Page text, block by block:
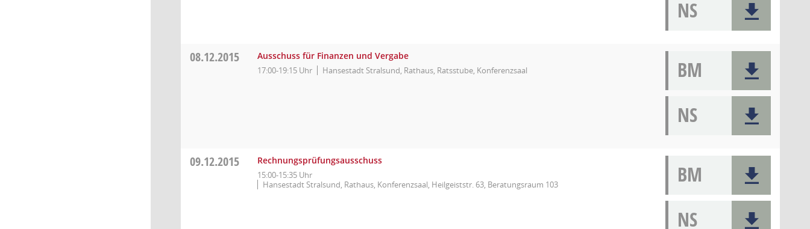
NS
08.12.2015 Ausschuss für Finanzen und Vergabe
17:00-19:15 Uhr Hansestadt Stralsund, Rathaus, Ratsstube, Konferenzsaal
BM
NS
09.12.2015 Rechnungsprüfungsausschuss
15:00-15:35 Uhr
Hansestadt Stralsund, Rathaus, Konferenzsaal, Heilgeiststr. 63, Beratungsraum 103
BM
NS